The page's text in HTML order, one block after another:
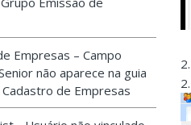
Empresas – Campo
não aparece na guia
de Empresas